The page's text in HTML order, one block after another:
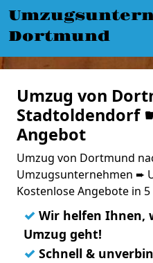
Dortmund
Umzug von
Stadtoldendorf
Angebot
Umzug von Dortmund
Umzugsunternehmen ➨
Kostenlose Angebote in 5
✓ Wir helfen Ihnen,
Umzug geht!
✓ Schnell &